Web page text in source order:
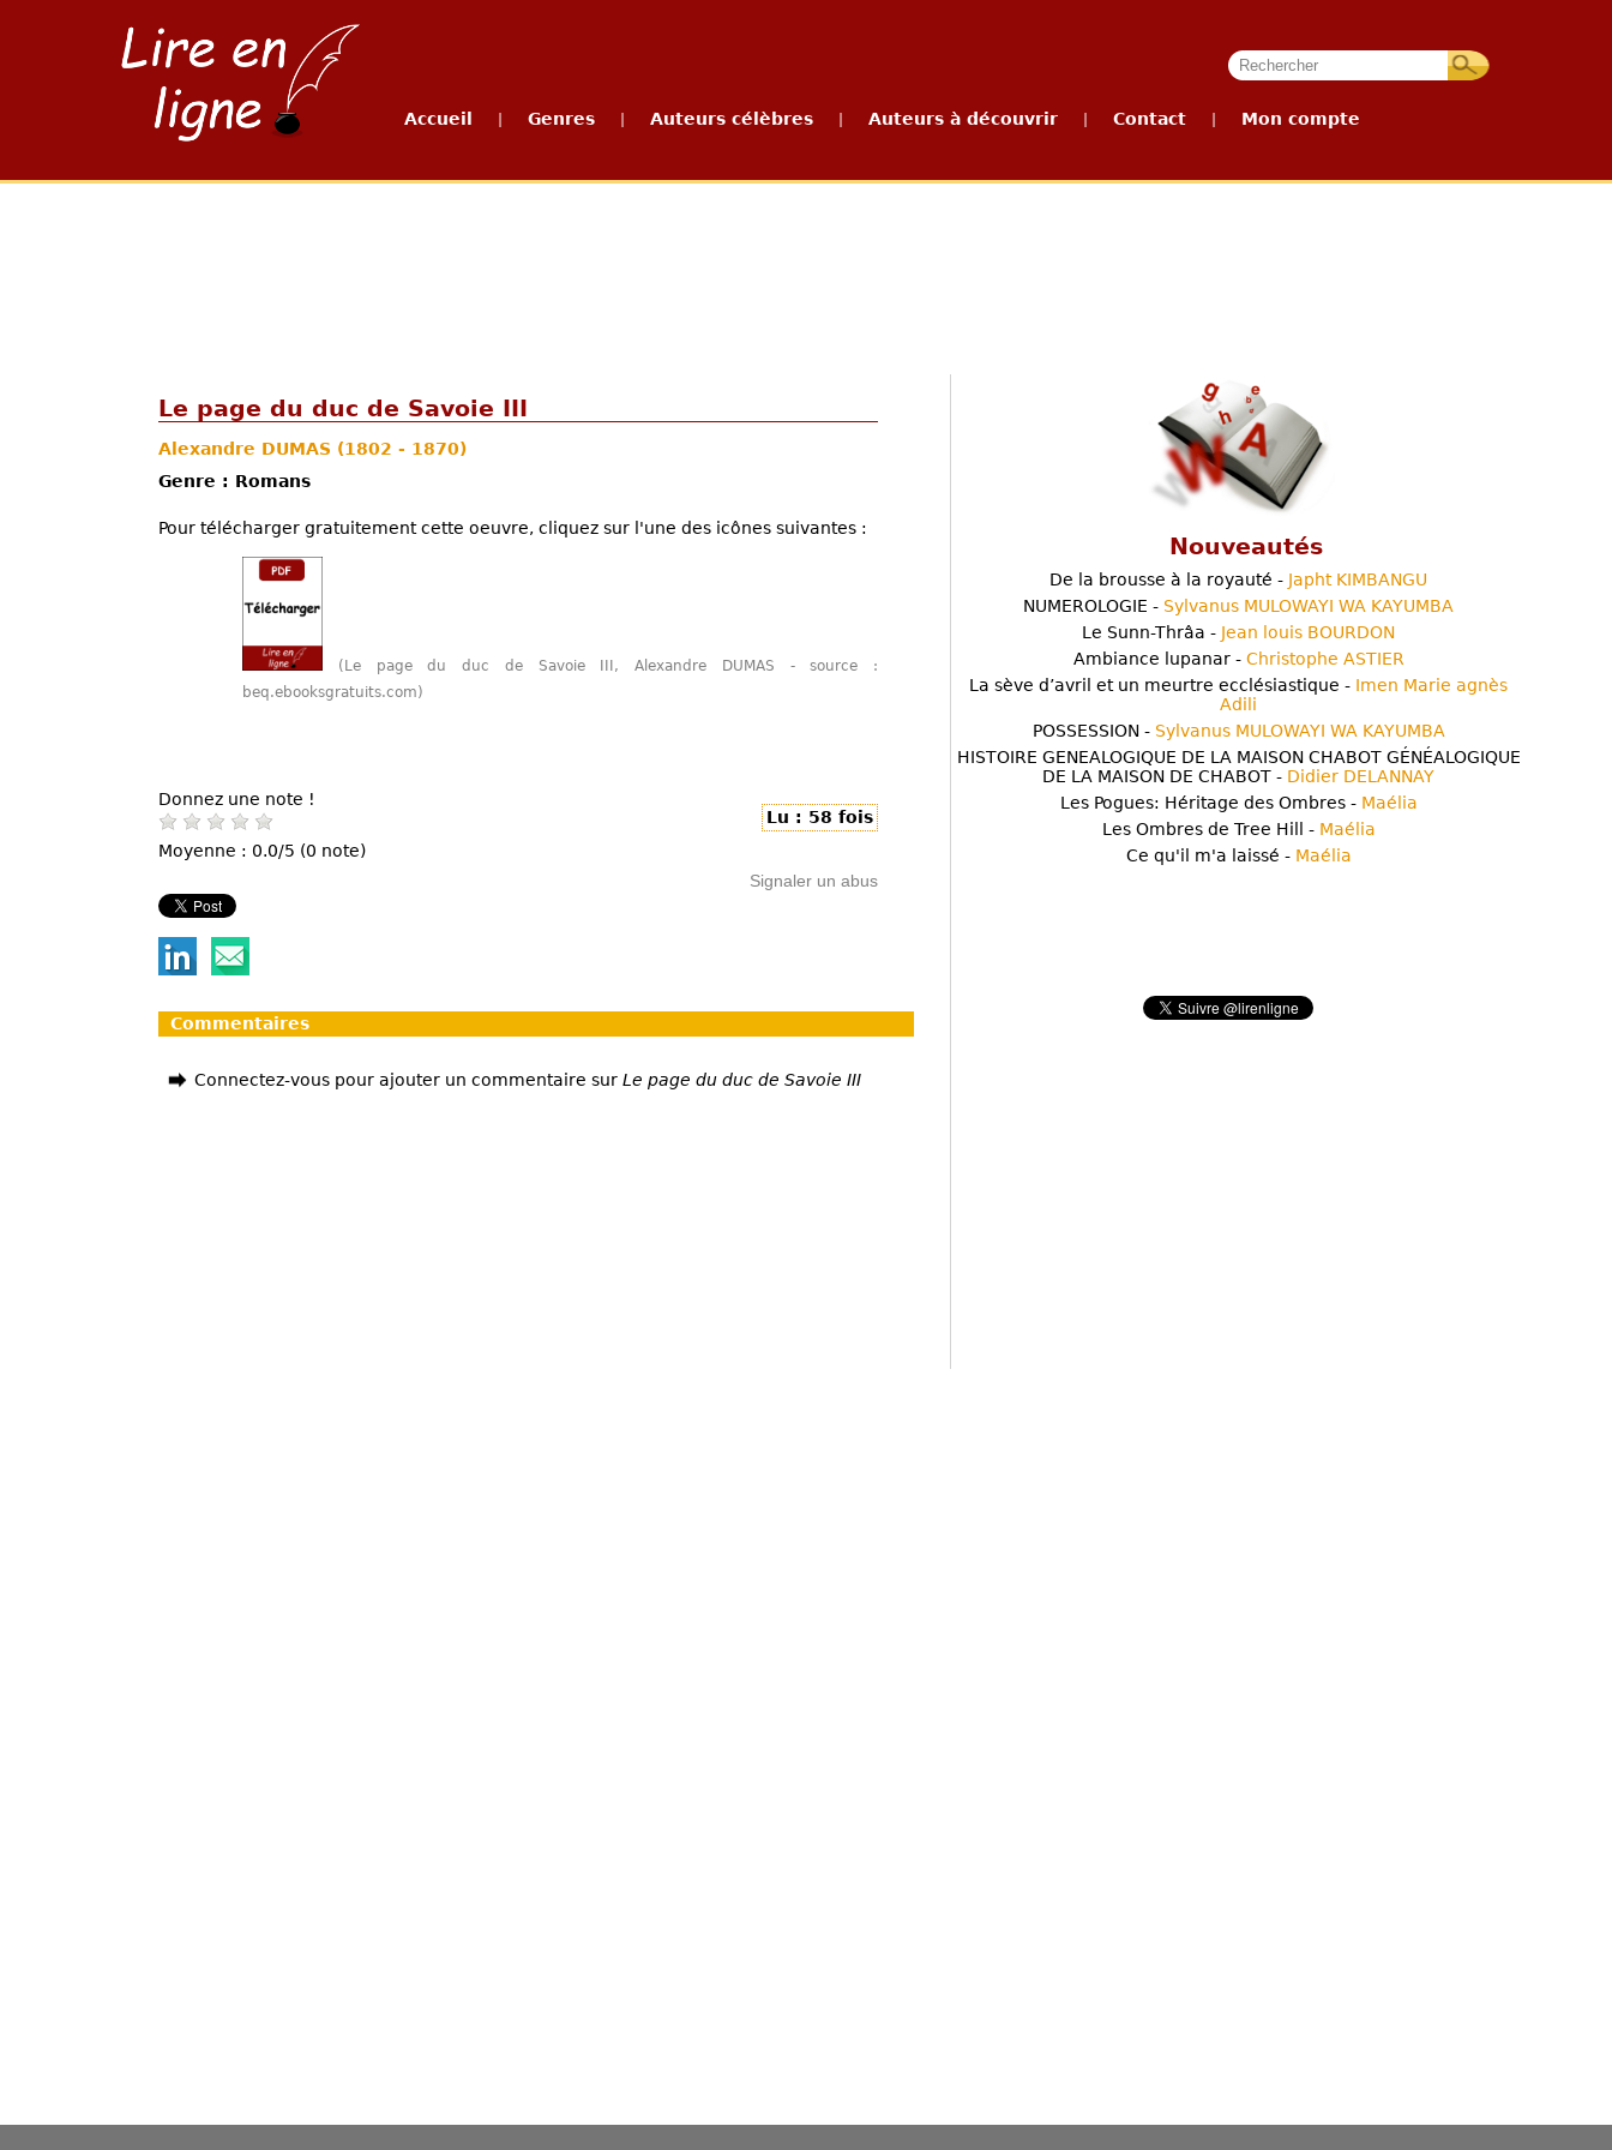
Accueil Genres Auteurs célèbres Auteurs à découvrir Contact Mon compte
Le page du duc de Savoie III
Alexandre DUMAS (1802 - 1870)
Genre : Romans
Pour télécharger gratuitement cette oeuvre, cliquez sur l'une des icônes suivantes :
(Le page du duc de Savoie III, Alexandre DUMAS - source :
beq.ebooksgratuits.com)
Donnez une note !
Moyenne : 0.0/5 (0 note)
Lu : 58 fois
Signaler un abus
Commentaires
Connectez-vous pour ajouter un commentaire sur Le page du duc de Savoie III
Nouveautés
De la brousse à la royauté - Japht KIMBANGU
NUMEROLOGIE - Sylvanus MULOWAYI WA KAYUMBA
Le Sunn-Thrâa - Jean louis BOURDON
Ambiance lupanar - Christophe ASTIER
La sève d’avril et un meurtre ecclésiastique - Imen Marie agnès
Adili
POSSESSION - Sylvanus MULOWAYI WA KAYUMBA
HISTOIRE GENEALOGIQUE DE LA MAISON CHABOT GÉNÉALOGIQUE
DE LA MAISON DE CHABOT - Didier DELANNAY
Les Pogues: Héritage des Ombres - Maélia
Les Ombres de Tree Hill - Maélia
Ce qu'il m'a laissé - Maélia